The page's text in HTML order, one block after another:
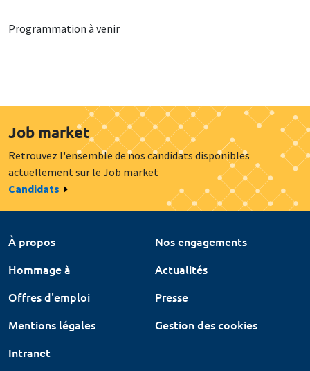
Programmation à venir
Job market
Retrouvez l'ensemble de nos candidats disponibles
actuellement sur le Job market
Candidats
À propos
Nos engagements
Hommage à
Actualités
Offres d'emploi
Presse
Mentions légales
Gestion des cookies
Intranet